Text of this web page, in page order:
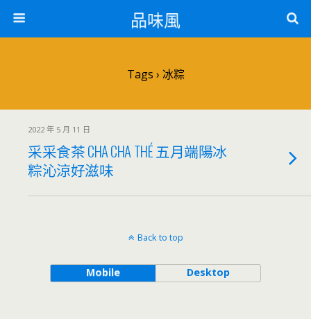
品味風
Tags › 冰粽
2022 年 5 月 11 日
采采食茶 CHA CHA THÉ 五月端陽冰
粽沁涼好滋味
Back to top
Mobile Desktop